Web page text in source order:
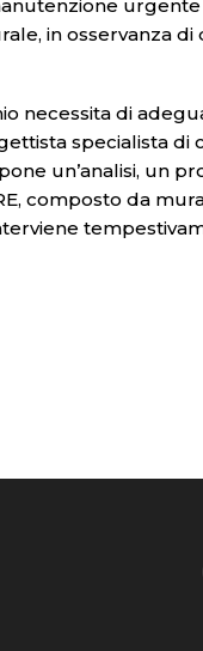
in osservanza
necessita di
specialista di
un’analisi, un
composto da